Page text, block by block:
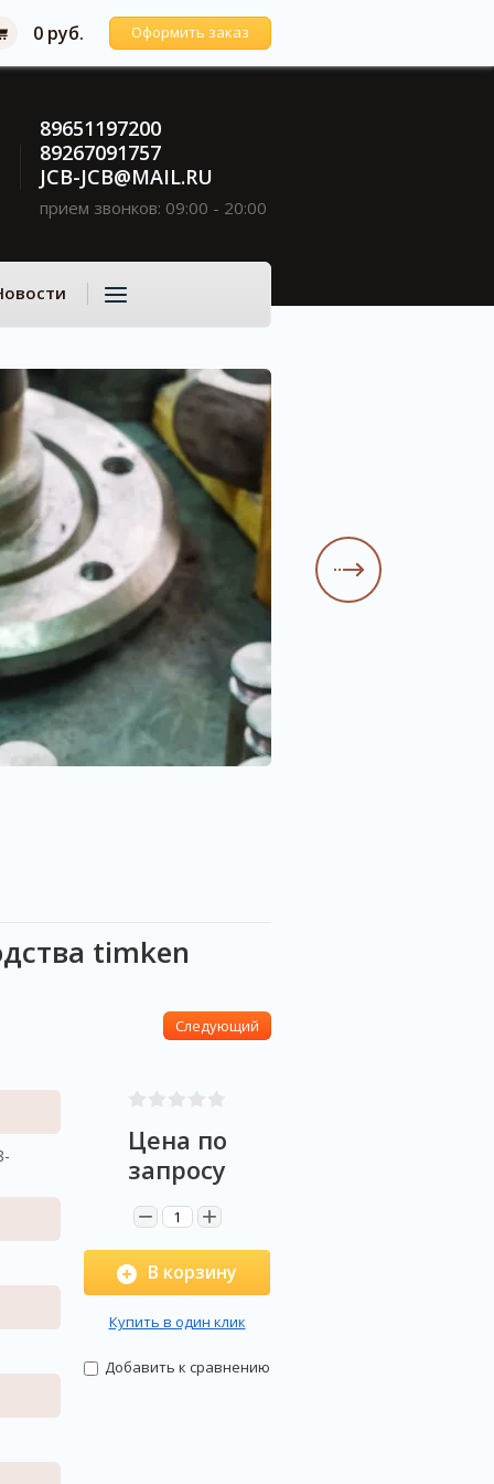
0 руб. Оформить заказ
89651197200
89267091757
JCB-JCB@MAIL.RU
прием звонков: 09:00 - 20:00
timken
Следующий
Цена по
запросу
− +
В корзину
Купить в один клик
Добавить к сравнению